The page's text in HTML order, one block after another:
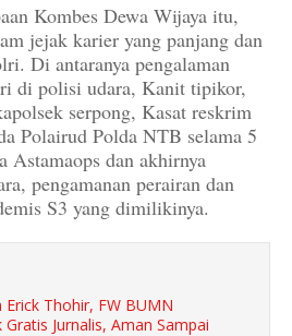
Kombes Dewa Wijaya itu,
jejak karier yang panjang dan
Di antaranya pengalaman
di polisi udara, Kanit tipikor,
serpong, Kasat reskrim
Polairud Polda NTB selama 5
Astamaops dan akhirnya
pengamanan perairan dan
S3 yang dimilikinya.
Thohir, FW BUMN
Jurnalis, Aman Sampai